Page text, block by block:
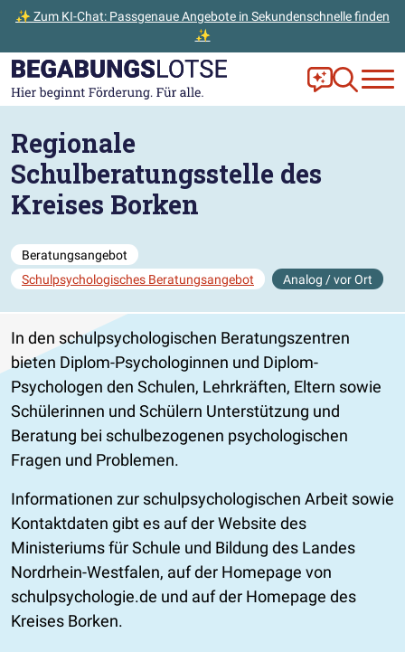
✨ Zum KI-Chat: Passgenaue Angebote in Sekundenschnelle finden
✨
Zum Hauptinhalt der Seite springen
Zur Startseite gehen Frag Ella!
Zur
Regionale
Schulberatungsstelle des
Kreises Borken
Beratungsangebot
Schulpsychologisches Beratungsangebot
Analog / vor Ort
In den schulpsychologischen Beratungszentren
bieten Diplom-Psychologinnen und Diplom-
Psychologen den Schulen, Lehrkräften, Eltern sowie
Schülerinnen und Schülern Unterstützung und
Beratung bei schulbezogenen psychologischen
Fragen und Problemen.
Informationen zur schulpsychologischen Arbeit sowie
Kontaktdaten gibt es auf der Website des
Ministeriums für Schule und Bildung des Landes
Nordrhein-Westfalen, auf der Homepage von
schulpsychologie.de und auf der Homepage des
Kreises Borken.